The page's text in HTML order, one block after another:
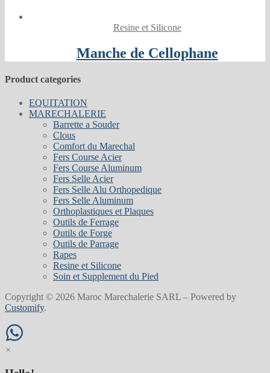
Resine et Silicone
Manche de Cellophane
Product categories
EQUITATION
MARECHALERIE
Barrette a Souder
Clous
Comfort du Marechal
Fers Course Acier
Fers Course Aluminum
Fers Selle Acier
Fers Selle Alu Orthopedique
Fers Selle Aluminum
Orthoplastiques et Plaques
Outils de Ferrage
Outils de Forge
Outils de Parrage
Rapes
Resine et Silicone
Soin et Supplement du Pied
Copyright © 2026 Maroc Marechalerie SARL – Powered by
Customify.
×